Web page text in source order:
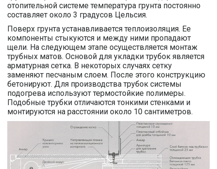
отопительной системе температура грунта постоянно
составляет около 3 градусов Цельсия.
Поверх грунта устанавливается теплоизоляция. Ее
компоненты стыкуются и между ними пропадают
щели. На следующем этапе осуществляется монтаж
трубных матов. Основой для укладки трубок является
арматурная сетка. В некоторых случаях сетку
заменяют песчаным слоем. После этого конструкцию
бетонируют. Для производства трубок системы
подогрева используют термостойкие полимеры.
Подобные трубки отличаются тонкими стенками и
монтируются на расстоянии около 10 сантиметров.